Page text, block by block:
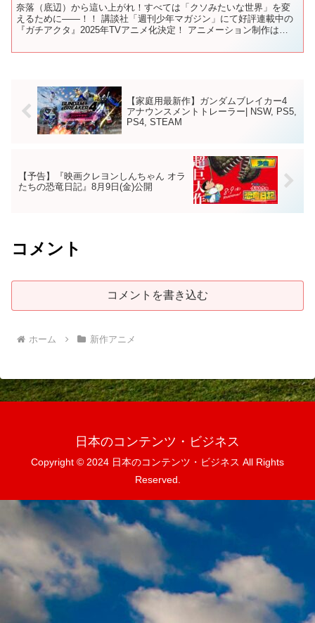
奈落（底辺）から這い上がれ！すべては「クソみたいな世界」を変
えるために――！！ 講談社「週刊少年マガジン」にて好評連載中の
『ガチアクタ』2025年TVアニメ化決定！ アニメーション制作は
【家庭用最新作】ガンダムブレイカー4
アナウンスメントトレーラー| NSW, PS5,
PS4, STEAM
【予告】『映画クレヨンしんちゃん オラ
たちの恐竜日記』8月9日(金)公開
コメント
コメントを書き込む
ホーム 新作アニメ
日本のコンテンツ・ビジネス
Copyright © 2024 日本のコンテンツ・ビジネス All Rights
Reserved.